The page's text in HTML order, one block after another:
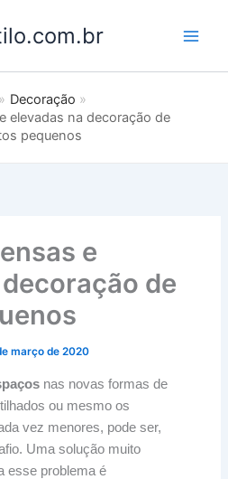
Decoração
elevadas na decoração de
pequenos
e
de
março de 2020
nas novas formas de
ou mesmo os
vez menores, pode ser,
Uma solução muito
esse problema é